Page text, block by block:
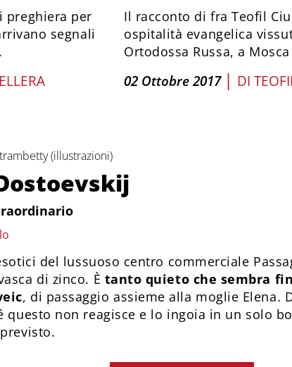
preghiera per
segnali
Il racconto di fra Teofil
ospitalità evangelica
Ortodossa Russa, a
02 Ottobre 2017 | DI
(illustrazioni)
del lussuoso centro commerciale
di zinco. È tanto quieto che sembra
, di passaggio assieme alla moglie Elena.
questo non reagisce e lo ingoia in un solo